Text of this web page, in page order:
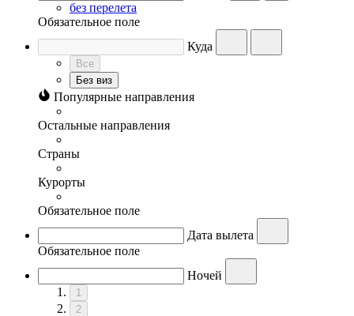
без перелета
Обязательное поле
Куда
Все
Без виз
Популярные направления
Остальные направления
Страны
Курорты
Обязательное поле
Дата вылета
Обязательное поле
Ночей
1
2